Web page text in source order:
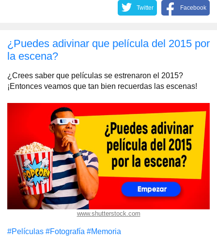
Twitter Facebook
¿Puedes adivinar que película del 2015 por
la escena?
¿Crees saber que películas se estrenaron el 2015?
¡Entonces veamos que tan bien recuerdas las escenas!
www.shutterstock.com
#Películas #Fotografía #Memoria